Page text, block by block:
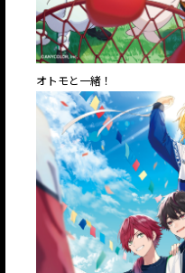
オトモと一緒！